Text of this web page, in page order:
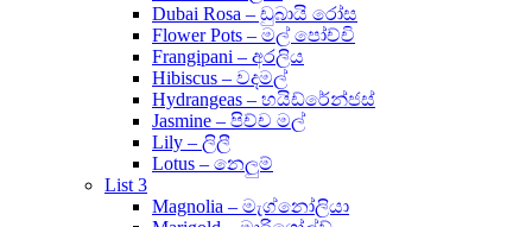
Dubai Rosa – ඩුබායි රෝස
Flower Pots – මල් පෝච්චි
Frangipani – අරලිය
Hibiscus – වදමල්
Hydrangeas – හයිඩ්රේන්ජස්
Jasmine – පිච්ච මල්
Lily – ලිලී
Lotus – නෙලුම්
List 3
Magnolia – මැග්නෝලියා